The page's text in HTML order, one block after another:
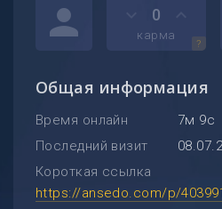
person
?
0
карма
Общая информация
Время онлайн
7м 9с
Последний визит
Короткая ссылка
https://ansedo.com/p/